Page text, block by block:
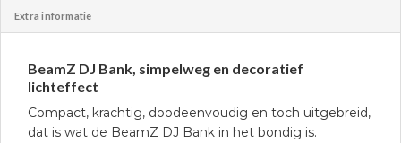
Extra informatie
BeamZ DJ Bank, simpelweg en decoratief
lichteffect
Compact, krachtig, doodeenvoudig en toch uitgebreid,
dat is wat de BeamZ DJ Bank in het bondig is.